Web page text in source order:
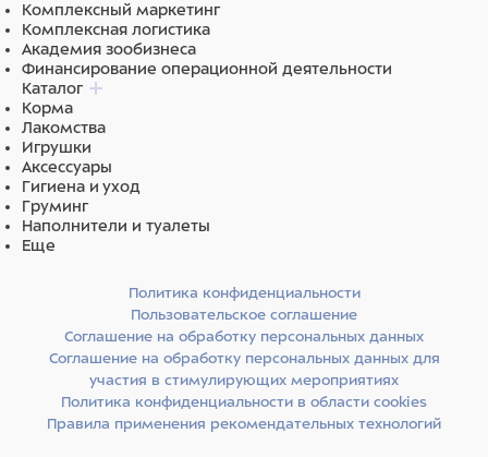
Комплексный маркетинг
Комплексная логистика
Академия зообизнеса
Финансирование операционной деятельности
Каталог
Корма
Лакомства
Игрушки
Аксессуары
Гигиена и уход
Груминг
Наполнители и туалеты
Еще
Политика конфиденциальности
Пользовательское соглашение
Соглашение на обработку персональных данных
Соглашение на обработку персональных данных для
участия в стимулирующих мероприятиях
Политика конфиденциальности в области cookies
Правила применения рекомендательных технологий